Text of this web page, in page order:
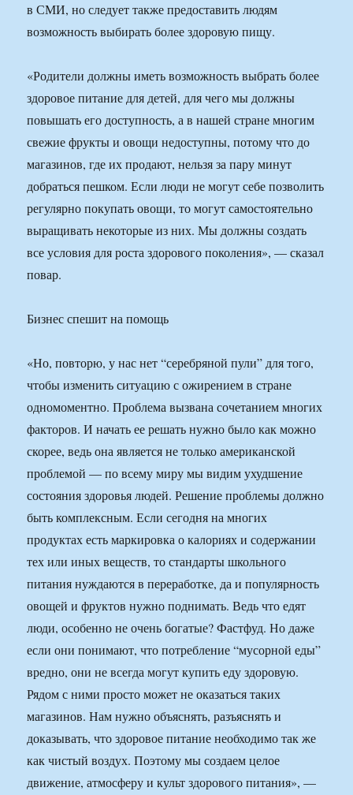
в СМИ, но следует также предоставить людям
возможность выбирать более здоровую пищу.
«Родители должны иметь возможность выбрать более
здоровое питание для детей, для чего мы должны
повышать его доступность, а в нашей стране многим
свежие фрукты и овощи недоступны, потому что до
магазинов, где их продают, нельзя за пару минут
добраться пешком. Если люди не могут себе позволить
регулярно покупать овощи, то могут самостоятельно
выращивать некоторые из них. Мы должны создать
все условия для роста здорового поколения», — сказал
повар.
Бизнес спешит на помощь
«Но, повторю, у нас нет “серебряной пули” для того,
чтобы изменить ситуацию с ожирением в стране
одномоментно. Проблема вызвана сочетанием многих
факторов. И начать ее решать нужно было как можно
скорее, ведь она является не только американской
проблемой — по всему миру мы видим ухудшение
состояния здоровья людей. Решение проблемы должно
быть комплексным. Если сегодня на многих
продуктах есть маркировка о калориях и содержании
тех или иных веществ, то стандарты школьного
питания нуждаются в переработке, да и популярность
овощей и фруктов нужно поднимать. Ведь что едят
люди, особенно не очень богатые? Фастфуд. Но даже
если они понимают, что потребление “мусорной еды”
вредно, они не всегда могут купить еду здоровую.
Рядом с ними просто может не оказаться таких
магазинов. Нам нужно объяснять, разъяснять и
доказывать, что здоровое питание необходимо так же
как чистый воздух. Поэтому мы создаем целое
движение, атмосферу и культ здорового питания», —